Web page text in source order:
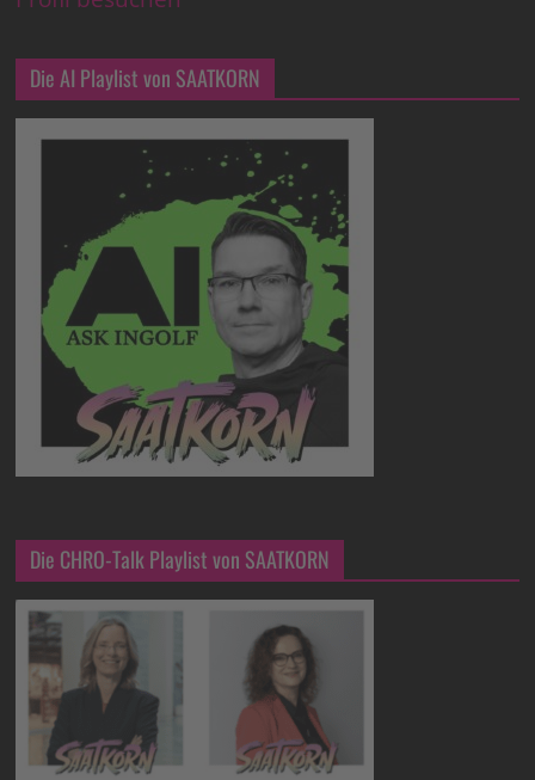
Die AI Playlist von SAATKORN
Die CHRO-Talk Playlist von SAATKORN